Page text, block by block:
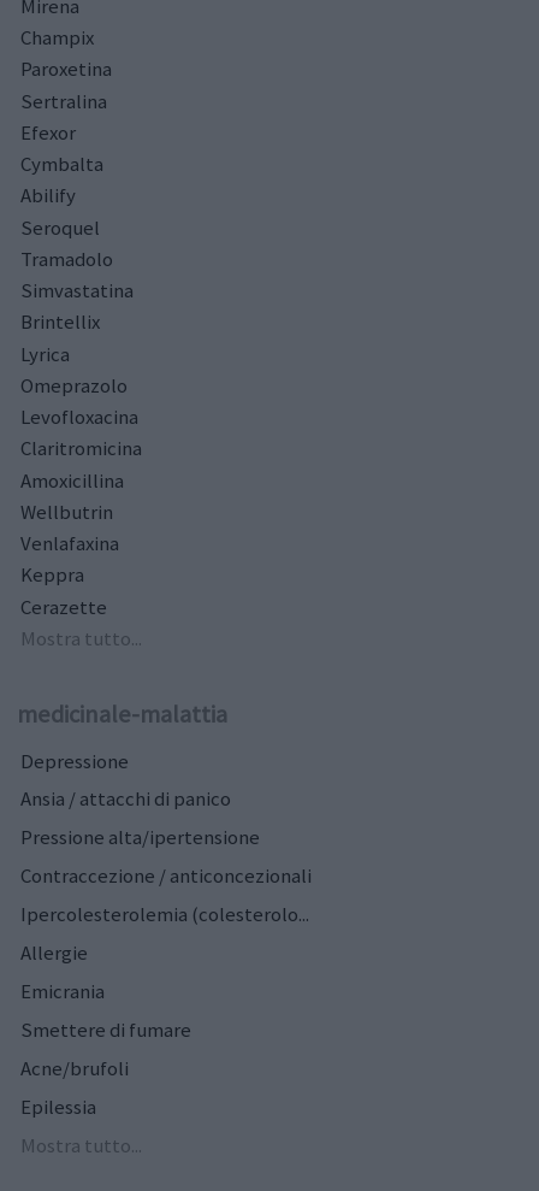
Mirena
Champix
Paroxetina
Sertralina
Efexor
Cymbalta
Abilify
Seroquel
Tramadolo
Simvastatina
Brintellix
Lyrica
Omeprazolo
Levofloxacina
Claritromicina
Amoxicillina
Wellbutrin
Venlafaxina
Keppra
Cerazette
Mostra tutto...
medicinale-malattia
Depressione
Ansia / attacchi di panico
Pressione alta/ipertensione
Contraccezione / anticoncezionali
Ipercolesterolemia (colesterolo...
Allergie
Emicrania
Smettere di fumare
Acne/brufoli
Epilessia
Mostra tutto...